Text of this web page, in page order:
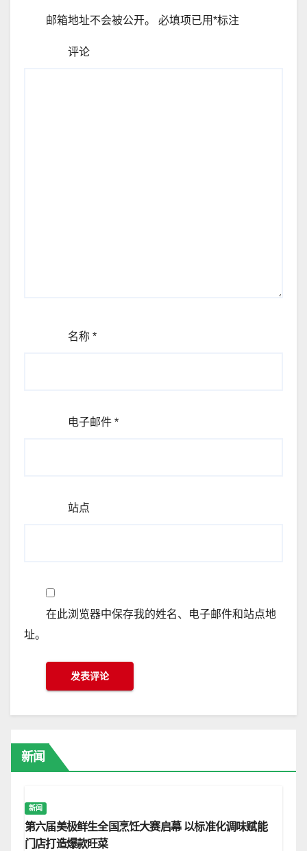
邮箱地址不会被公开。 必填项已用*标注
评论
名称 *
电子邮件 *
站点
在此浏览器中保存我的姓名、电子邮件和站点地
址。
新闻
新闻
第六届美极鲜生全国烹饪大赛启幕 以标准化调味赋能
门店打造爆款旺菜